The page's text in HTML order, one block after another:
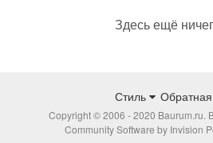
Здесь ещё
Стиль Обратная
Copyright © 2006 - 2020 Baurum.ru.
Community Software by Invision